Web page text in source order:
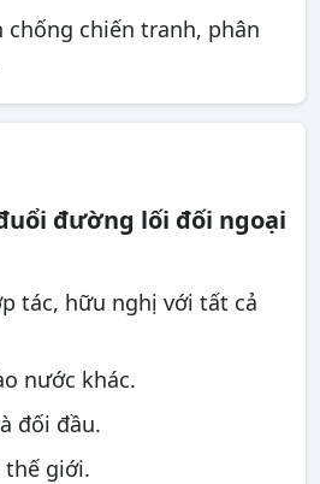
chống chiến tranh, phân
đường lối đối ngoại
tác, hữu nghị với tất cả
nước khác.
đối đầu.
thế giới.